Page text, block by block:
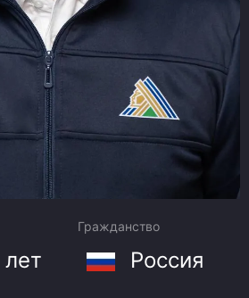
Гражданство
Россия